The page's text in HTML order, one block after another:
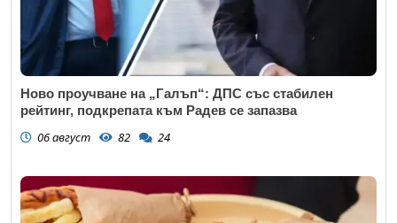
Ново проучване на „Галъп“: ДПС със стабилен
рейтинг, подкрепата към Радев се запазва
06 август 82 24